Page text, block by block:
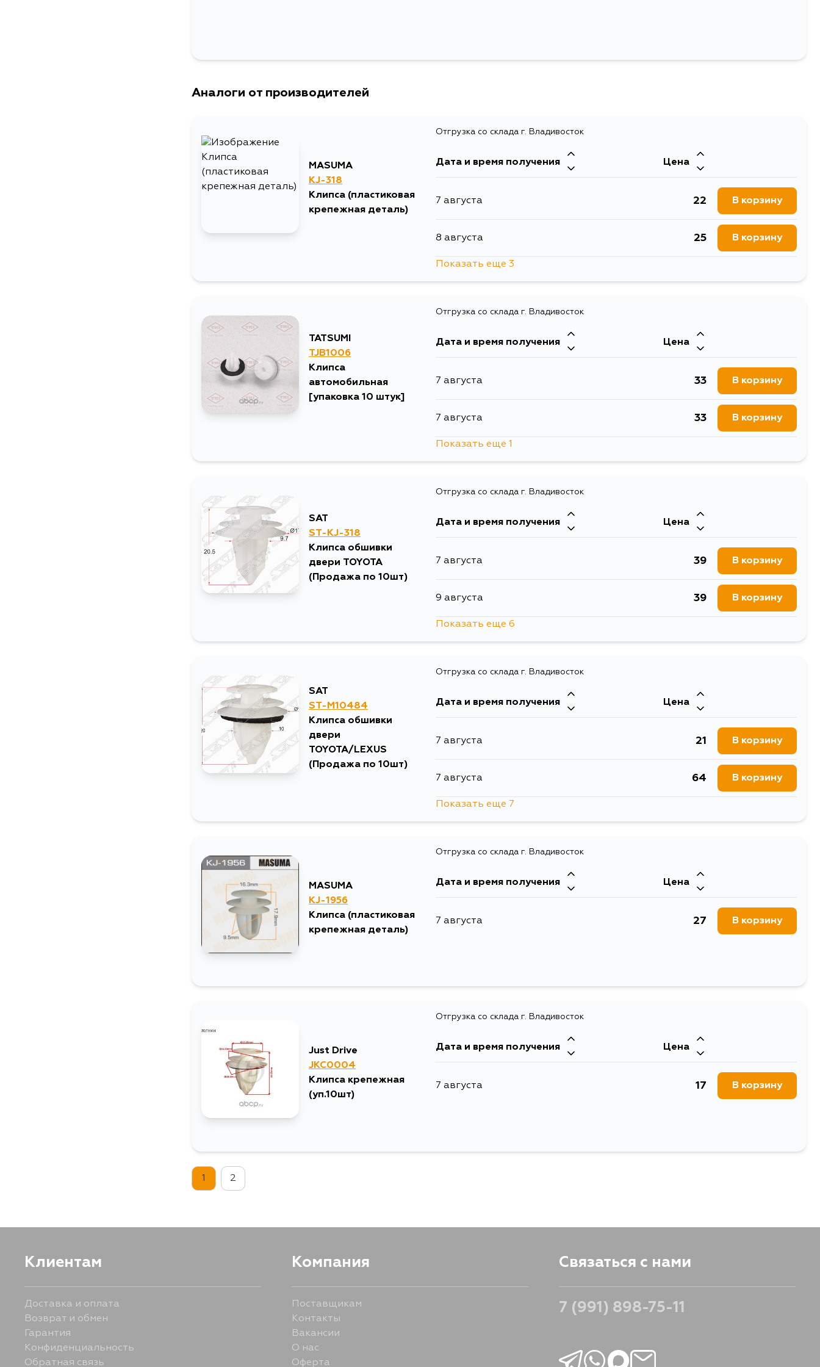
Аналоги от производителей
MASUMA
KJ-318
Клипса (пластиковая
крепежная деталь)
Отгрузка со склада г. Владивосток
Дата и время получения Цена
7 августа 22 В корзину
8 августа 25 В корзину
10 августа
23 августа 25
Показать еще 3
TATSUMI
TJB1006
Клипса
автомобильная
[упаковка 10 штук]
Отгрузка со склада г. Владивосток
Дата и время получения Цена
7 августа 33 В корзину
7 августа 33 В корзину
Показать еще 1
SAT
ST-KJ-318
Клипса обшивки
двери TOYOTA
(Продажа по 10шт)
Отгрузка со склада г. Владивосток
Дата и время получения Цена
7 августа 39 В корзину
9 августа 39 В корзину
14 августа
16 августа 39
17 августа 39 В корзину
18 августа 39 В корзину
27 августа 39 В корзину
Показать еще 6
SAT
ST-M10484
Клипса обшивки
двери
TOYOTA/LEXUS
(Продажа по 10шт)
Отгрузка со склада г. Владивосток
Дата и время получения Цена
7 августа 21 В корзину
7 августа 64 В корзину
12 августа
14 августа 64
16 августа 64 В корзину
64
Показать еще 7
MASUMA
KJ-1956
Клипса (пластиковая
крепежная деталь)
Отгрузка со склада г. Владивосток
Дата и время получения Цена
7 августа 27 В корзину
Just Drive
JKC0004
Клипса крепежная
(уп.10шт)
Отгрузка со склада г. Владивосток
Дата и время получения Цена
7 августа 17 В корзину
1 2
Клиентам
Доставка и оплата
Возврат и обмен
Гарантия
Конфиденциальность
Обратная связь
Компания
Поставщикам
Контакты
Вакансии
О нас
Оферта
Связаться с нами
7 (991) 898-75-11